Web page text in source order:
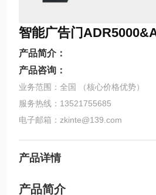
智能广告门
产品简介：
产品咨询：
业务范围：全国 （核心价格优势）
服务热线：13521755685
电子邮箱：zkinte@139.com
产品详情
产品简介